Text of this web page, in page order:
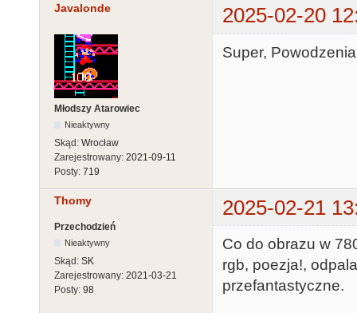
Javalonde 2025-02-20
Młodszy Atarowiec
Nieaktywny
Skąd: Wrocław
Zarejestrowany: 2021-09-11
Posty: 719
Super,
Thomy 2025-02-21
Przechodzień
Nieaktywny
Skąd: SK
Zarejestrowany: 2021-03-21
Posty: 98
Co do obrazu w
rgb, poezja!,
przefantastyczne.